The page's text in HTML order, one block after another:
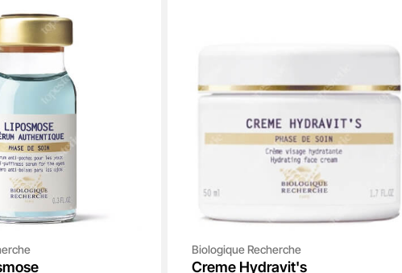
Biologique Recherche
Creme Hydravit's